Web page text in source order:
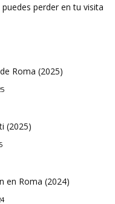
perder en tu visita
Roma (2025)
(2025)
en Roma (2024)